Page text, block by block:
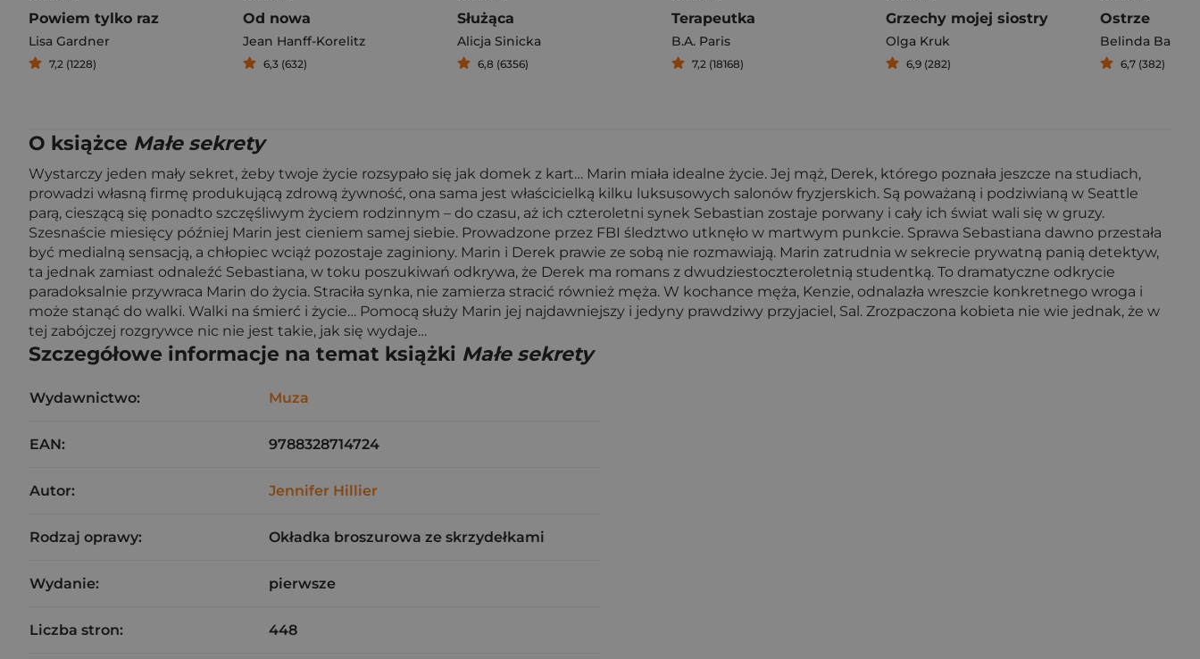
Powiem tylko raz
Lisa Gardner
7,2 (1228)
Od nowa
Jean Hanff-Korelitz
6,3 (632)
Służąca
Alicja Sinicka
6,8 (6356)
Terapeutka
B.A. Paris
7,2 (18168)
Grzechy mojej siostry
Olga Kruk
6,9 (282)
Ostrze
Belinda Bauer
6,7 (382)
O książce Małe sekrety
Wystarczy jeden mały sekret, żeby twoje życie rozsypało się jak domek z kart… Marin miała idealne życie. Jej mąż, Derek, którego poznała jeszcze na studiach,
prowadzi własną firmę produkującą zdrową żywność, ona sama jest właścicielką kilku luksusowych salonów fryzjerskich. Są poważaną i podziwianą w Seattle
parą, cieszącą się ponadto szczęśliwym życiem rodzinnym – do czasu, aż ich czteroletni synek Sebastian zostaje porwany i cały ich świat wali się w gruzy.
Szesnaście miesięcy później Marin jest cieniem samej siebie. Prowadzone przez FBI śledztwo utknęło w martwym punkcie. Sprawa Sebastiana dawno przestała
być medialną sensacją, a chłopiec wciąż pozostaje zaginiony. Marin i Derek prawie ze sobą nie rozmawiają. Marin zatrudnia w sekrecie prywatną panią detektyw,
ta jednak zamiast odnaleźć Sebastiana, w toku poszukiwań odkrywa, że Derek ma romans z dwudziestoczteroletnią studentką. To dramatyczne odkrycie
paradoksalnie przywraca Marin do życia. Straciła synka, nie zamierza stracić również męża. W kochance męża, Kenzie, odnalazła wreszcie konkretnego wroga i
może stanąć do walki. Walki na śmierć i życie… Pomocą służy Marin jej najdawniejszy i jedyny prawdziwy przyjaciel, Sal. Zrozpaczona kobieta nie wie jednak, że w
tej zabójczej rozgrywce nic nie jest takie, jak się wydaje…
Szczegółowe informacje na temat książki Małe sekrety
Wydawnictwo: Muza
EAN: 9788328714724
Autor: Jennifer Hillier
Rodzaj oprawy: Okładka broszurowa ze skrzydełkami
Wydanie: pierwsze
Liczba stron: 448